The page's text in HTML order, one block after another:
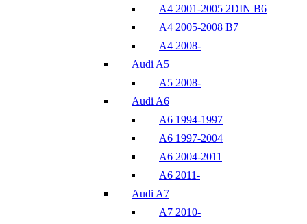
A4 2001-2005 2DIN B6
A4 2005-2008 B7
A4 2008-
Audi A5
A5 2008-
Audi A6
A6 1994-1997
A6 1997-2004
A6 2004-2011
A6 2011-
Audi A7
A7 2010-